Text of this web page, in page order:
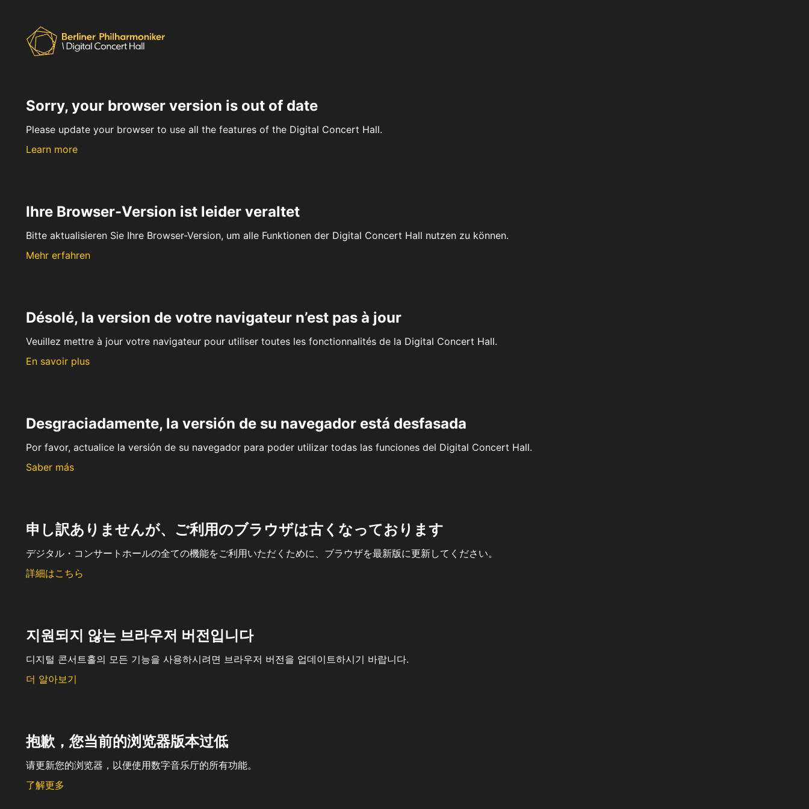
Sorry, your browser version is out of date
Please update your browser to use all the features of the Digital Concert Hall.
Learn more
Ihre Browser-Version ist leider veraltet
Bitte aktualisieren Sie Ihre Browser-Version, um alle Funktionen der Digital Concert Hall nutzen zu können.
Mehr erfahren
Désolé, la version de votre navigateur n’est pas à jour
Veuillez mettre à jour votre navigateur pour utiliser toutes les fonctionnalités de la Digital Concert Hall.
En savoir plus
Desgraciadamente, la versión de su navegador está desfasada
Por favor, actualice la versión de su navegador para poder utilizar todas las funciones del Digital Concert Hall.
Saber más
申し訳ありませんが、ご利用のブラウザは古くなっております
デジタル・コンサートホールの全ての機能をご利用いただくために、ブラウザを最新版に更新してください。
詳細はこちら
지원되지 않는 브라우저 버전입니다
디지털 콘서트홀의 모든 기능을 사용하시려면 브라우저 버전을 업데이트하시기 바랍니다.
더 알아보기
抱歉，您当前的浏览器版本过低
请更新您的浏览器，以便使用数字音乐厅的所有功能。
了解更多